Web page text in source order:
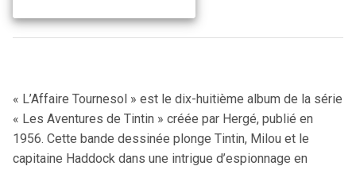
« L’Affaire Tournesol » est le dix-huitième album de la série
« Les Aventures de Tintin » créée par Hergé, publié en
1956. Cette bande dessinée plonge Tintin, Milou et le
capitaine Haddock dans une intrigue d’espionnage en